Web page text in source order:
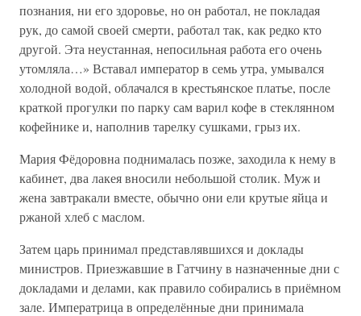
познания, ни его здоровье, но он работал, не покладая
рук, до самой своей смерти, работал так, как редко кто
другой. Эта неустанная, непосильная работа его очень
утомляла…» Вставал император в семь утра, умывался
холодной водой, облачался в крестьянское платье, после
краткой прогулки по парку сам варил кофе в стеклянном
кофейнике и, наполнив тарелку сушками, грыз их.
Мария Фёдоровна поднималась позже, заходила к нему в
кабинет, два лакея вносили небольшой столик. Муж и
жена завтракали вместе, обычно они ели крутые яйца и
ржаной хлеб с маслом.
Затем царь принимал представлявшихся и доклады
министров. Приезжавшие в Гатчину в назначенные дни с
докладами и делами, как правило собирались в приёмном
зале. Императрица в определённые дни принимала